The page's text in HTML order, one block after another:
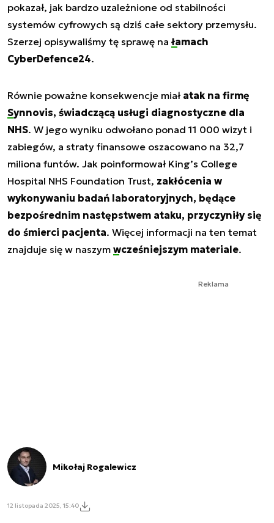
pokazał, jak bardzo uzależnione od stabilności
systemów cyfrowych są dziś całe sektory przemysłu.
Szerzej opisywaliśmy tę sprawę na łamach
CyberDefence24.
Równie poważne konsekwencje miał atak na firmę
Synnovis, świadczącą usługi diagnostyczne dla
NHS. W jego wyniku odwołano ponad 11 000 wizyt i
zabiegów, a straty finansowe oszacowano na 32,7
miliona funtów. Jak poinformował King’s College
Hospital NHS Foundation Trust, zakłócenia w
wykonywaniu badań laboratoryjnych, będące
bezpośrednim następstwem ataku, przyczyniły się
do śmierci pacjenta. Więcej informacji na ten temat
znajduje się w naszym wcześniejszym materiale.
Reklama
Mikołaj Rogalewicz
12 listopada 2025, 15:40